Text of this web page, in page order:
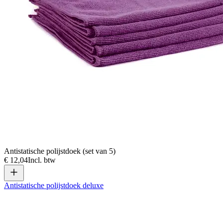
Antistatische polijstdoek (set van 5)
€ 12,04Incl. btw
Antistatische polijstdoek deluxe